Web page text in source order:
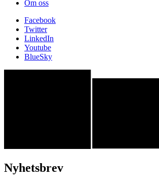
Om oss
Facebook
Twitter
LinkedIn
Youtube
BlueSky
Nyhetsbrev